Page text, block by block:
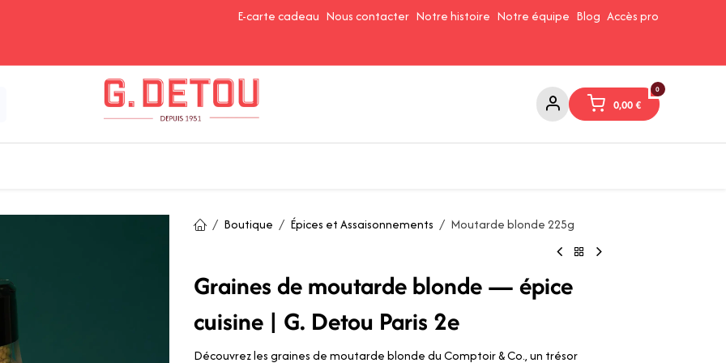
E-carte cadeau Nous contacter Notre histoire Notre équipe Blog Accès pro
0
0,00€
Boutique Épices et Assaisonnements Moutarde blonde 225g
Graines de moutarde blonde — épice
cuisine | G. Detou Paris 2e
Découvrez les graines de moutarde blonde du Comptoir & Co., un trésor